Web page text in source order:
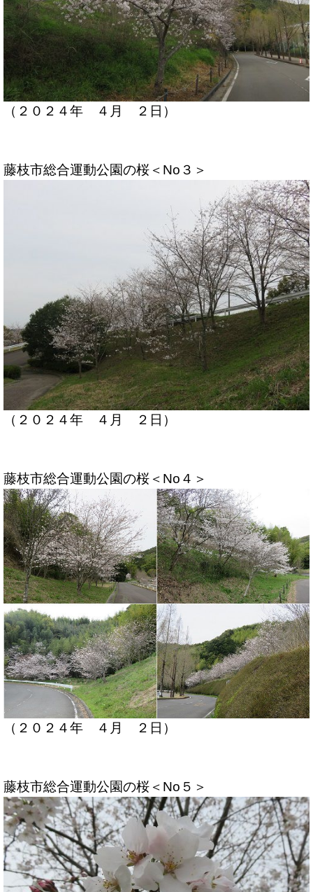
（２０２４年 ４月 ２日）
藤枝市総合運動公園の桜＜No３＞
（２０２４年 ４月 ２日）
藤枝市総合運動公園の桜＜No４＞
（２０２４年 ４月 ２日）
藤枝市総合運動公園の桜＜No５＞